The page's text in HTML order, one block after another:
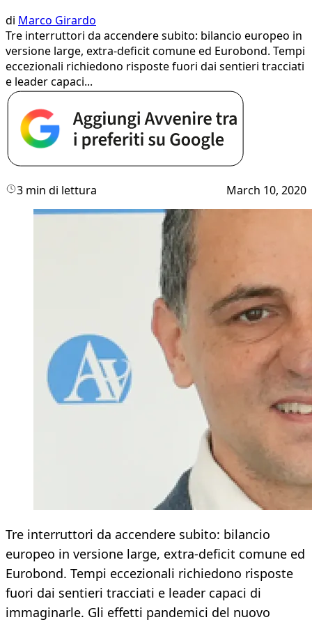
di Marco Girardo
Tre interruttori da accendere subito: bilancio europeo in
versione large, extra-deficit comune ed Eurobond. Tempi
eccezionali richiedono risposte fuori dai sentieri tracciati
e leader capaci...
3 min di lettura March 10, 2020
Tre interruttori da accendere subito: bilancio
europeo in versione large, extra-deficit comune ed
Eurobond. Tempi eccezionali richiedono risposte
fuori dai sentieri tracciati e leader capaci di
immaginarle. Gli effetti pandemici del nuovo